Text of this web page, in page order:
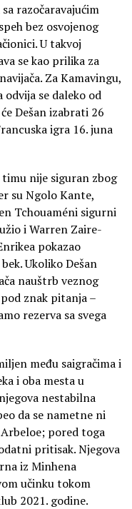
razočaravajućim
bez osvojenog
U takvoj
se kao prilika za
Za Kamavingu,
se daleko od
Dešan izabrati 26
igra 16. juna
nije siguran zbog
su Ngolo Kante,
Tchouaméni sigurni
i Warren Zaire-
pokazao
Ukoliko Dešan
nauštrb veznog
znak pitanja –
rezerva sa svega
među saigračima i
i oba mesta u
nestabilna
da se nametne ni
pored toga
pritisak. Njegova
iz Minhena
učinku tokom
2021. godine.